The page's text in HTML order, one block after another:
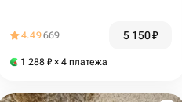
4.49669 5 150₽
1 288 ₽ × 4 платежа